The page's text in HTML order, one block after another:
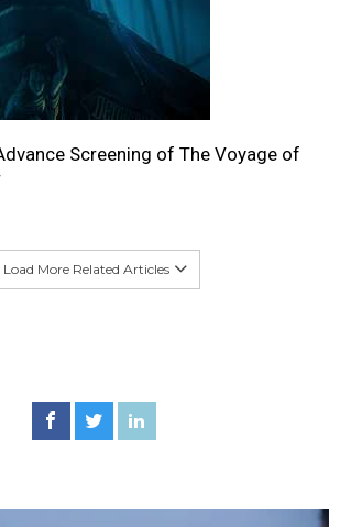
Screening of The Voyage of
Load More Related Articles